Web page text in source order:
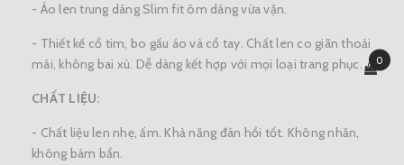
0
- Áo len trung dáng Slim fit ôm dáng vừa vặn.
- Thiết kế cổ tim, bo gấu áo và cổ tay. Chất len co giãn thoải
mái, không bai xù. Dễ dàng kết hợp với mọi loại trang phục.
CHẤT LIỆU:
- Chất liệu len nhẹ, ấm. Khả năng đàn hồi tốt. Không nhăn,
không bám bẩn.